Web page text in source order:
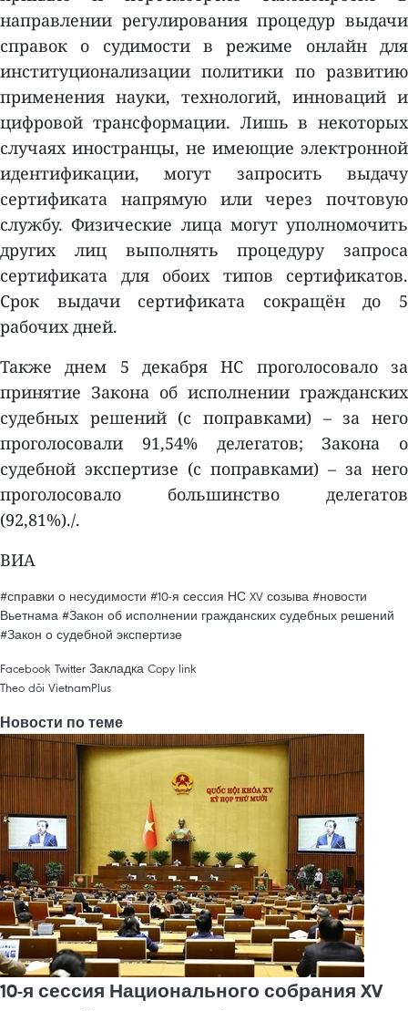
направлении регулирования процедур выдачи
справок о судимости в режиме онлайн для
институционализации политики по развитию
применения науки, технологий, инноваций и
цифровой трансформации. Лишь в некоторых
случаях иностранцы, не имеющие электронной
идентификации, могут запросить выдачу
сертификата напрямую или через почтовую
службу. Физические лица могут уполномочить
других лиц выполнять процедуру запроса
сертификата для обоих типов сертификатов.
Срок выдачи сертификата сокращён до 5
рабочих дней.
Также днем ​​5 декабря НС проголосовало за
принятие Закона об исполнении гражданских
судебных решений (с поправками) – за него
проголосовали 91,54% делегатов; Закона о
судебной экспертизе (с поправками) – за него
проголосовало большинство делегатов
(92,81%)./.
ВИА
#справки о несудимости #10-я сессия НС XV созыва #новости
Вьетнама #Закон об исполнении гражданских судебных решений
#Закон о судебной экспертизе
Facebook Twitter Закладка Copy link
Theo dõi VietnamPlus
Новости по теме
10-я сессия Национального собрания XV